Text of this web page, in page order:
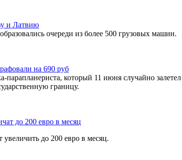
и Латвию
очереди из более 500 грузовых машин.
на 690 руб
парапланериста, который 11 июня случайно залетел
границу.
до 200 евро в месяц
до 200 евро в месяц.